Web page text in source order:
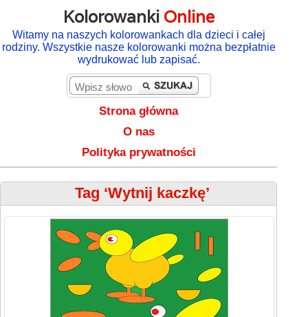
Kolorowanki Online
Witamy na naszych kolorowankach dla dzieci i całej
rodziny. Wszystkie nasze kolorowanki można bezpłatnie
wydrukować lub zapisać.
Strona główna
O nas
Polityka prywatności
Tag ‘Wytnij kaczkę’